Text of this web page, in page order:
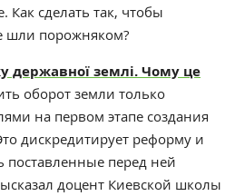
Как сделать так, чтобы
шли порожняком?
державної землі. Чому це
оборот земли только
на первом этапе создания
дискредитирует реформу и
поставленные перед ней
доцент Киевской школы